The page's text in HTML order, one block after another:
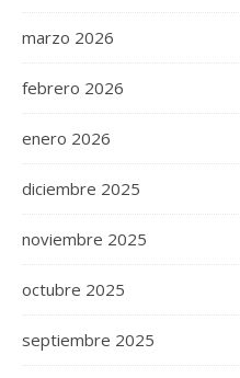
marzo 2026
febrero 2026
enero 2026
diciembre 2025
noviembre 2025
octubre 2025
septiembre 2025